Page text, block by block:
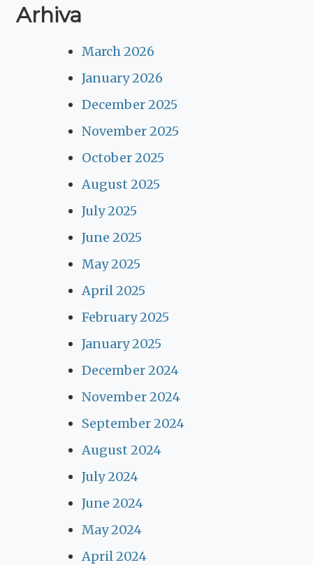
Arhiva
March 2026
January 2026
December 2025
November 2025
October 2025
August 2025
July 2025
June 2025
May 2025
April 2025
February 2025
January 2025
December 2024
November 2024
September 2024
August 2024
July 2024
June 2024
May 2024
April 2024